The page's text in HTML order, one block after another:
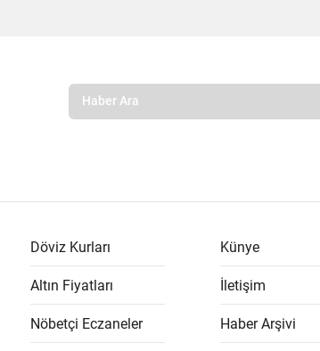
Döviz Kurları
Altın Fiyatları
Nöbetçi Eczaneler
Künye
İletişim
Haber Arşivi